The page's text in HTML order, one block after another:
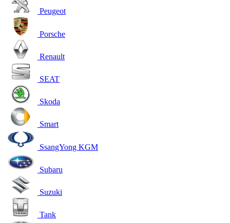
Peugeot
Porsche
Renault
SEAT
Skoda
Smart
SsangYong KGM
Subaru
Suzuki
Tank